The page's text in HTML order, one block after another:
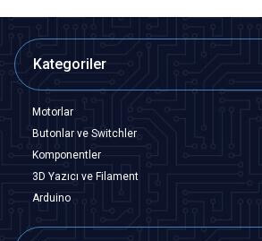
Kategoriler
Motorlar
Butonlar ve Switchler
Komponentler
3D Yazıcı ve Filament
Arduino